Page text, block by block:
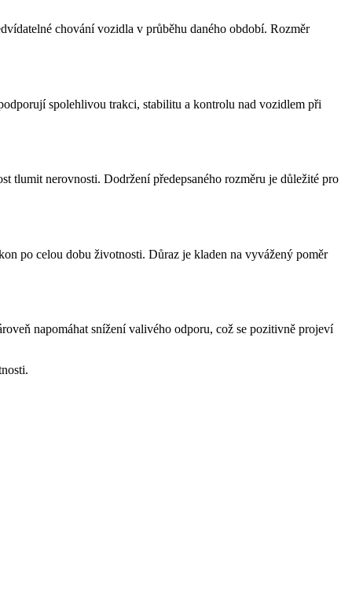
chování vozidla v průběhu daného období. Rozměr
spolehlivou trakci, stabilitu a kontrolu nad vozidlem při
tlumit nerovnosti. Dodržení předepsaného rozměru je důležité pro
po celou dobu životnosti. Důraz je kladen na vyvážený poměr
napomáhat snížení valivého odporu, což se pozitivně projeví